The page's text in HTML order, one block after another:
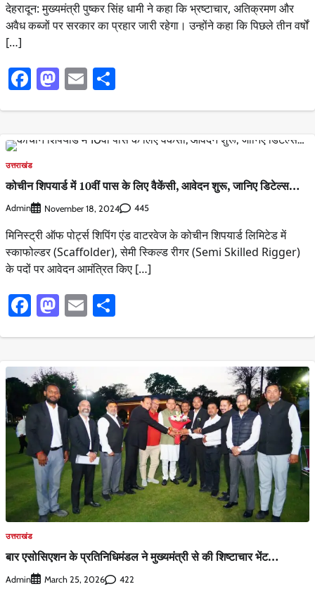
देहरादून: मुख्यमंत्री पुष्कर सिंह धामी ने कहा कि भ्रष्टाचार, अतिक्रमण और
अवैध कब्जों पर सरकार का प्रहार जारी रहेगा। उन्होंने कहा कि पिछले तीन वर्षों
[…]
Facebook
Mastodon
Email
उत्तराखंड
कोचीन शिपयार्ड में 10वीं पास के लिए वैकेंसी, आवेदन शुरू, जानिए डिटेल्स…
Admin November 18, 2024 445
मिनिस्ट्री ऑफ पोर्ट्स शिपिंग एंड वाटरवेज के कोचीन शिपयार्ड लिमिटेड में
स्काफोल्डर (Scaffolder), सेमी स्किल्ड रीगर (Semi Skilled Rigger)
के पदों पर आवेदन आमंत्रित किए […]
Facebook
Mastodon
Email
उत्तराखंड
बार एसोसिएशन के प्रतिनिधिमंडल ने मुख्यमंत्री से की शिष्टाचार भेंट…
Admin March 25, 2026 422